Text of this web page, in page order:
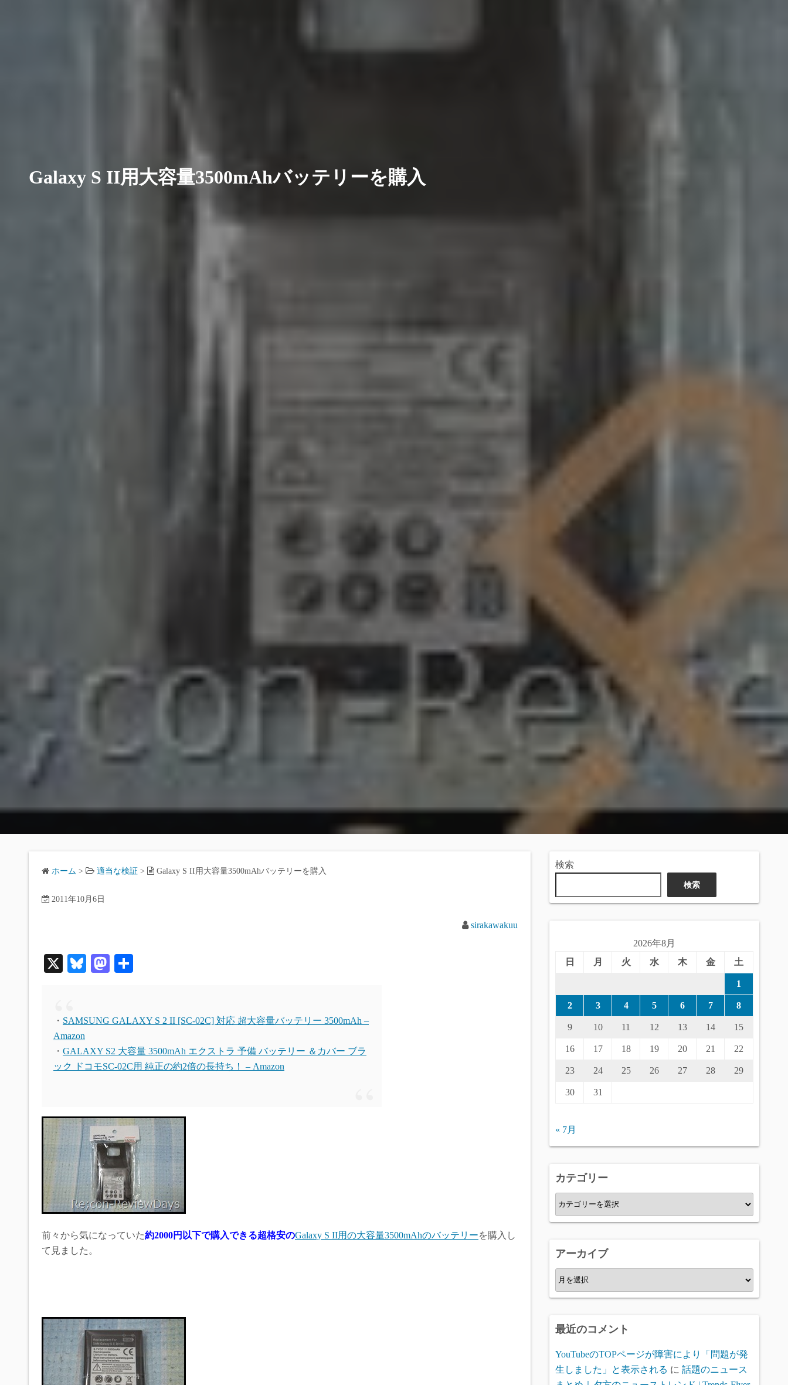
Galaxy S II用大容量3500mAhバッテリーを購入
ホーム > 適当な検証 > Galaxy S II用大容量3500mAhバッテリーを購入
2011年10月6日
sirakawakuu
X
Bl
y
M
do
・ SAMSUNG GALAXY S 2 II [SC-02C] 対応 超大容量バッテリー 3500mAh –
Amazon
・ GALAXY S2 大容量 3500mAh エクストラ 予備 バッテリー ＆カバー ブラ
ック ドコモSC-02C用 純正の約2倍の長持ち！ – Amazon
前々から気になっていた約2000円以下で購入できる超格安のGalaxy S II用の大容量3500mAhのバッテリーを購入し
て見ました。
検索
検索
2026年8月
日
月 火 水 木 金 土
1
2 3 4 5 6 7 8
9 10 11 12 13 14 15
16 17 18 19 20 21 22
23 24 25 26 27 28 29
30 31
« 7月
カテゴリー
カ
テ
ー
アーカイブ
ア
ー
ブ
最近のコメント
YouTubeのTOPページが障害により「問題が発
生しました」と表示される に 話題のニュース